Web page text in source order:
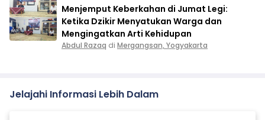
Menjemput Keberkahan di Jumat Legi:
Ketika Dzikir Menyatukan Warga dan
Mengingatkan Arti Kehidupan
Abdul Razaq di Mergangsan, Yogyakarta
Jelajahi Informasi Lebih Dalam